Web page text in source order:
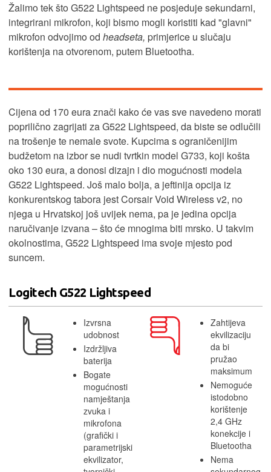
Žalimo tek što G522 Lightspeed ne posjeduje sekundarni,
integrirani mikrofon, koji bismo mogli koristiti kad "glavni"
mikrofon odvojimo od headseta, primjerice u slučaju
korištenja na otvorenom, putem Bluetootha.
Cijena od 170 eura znači kako će vas sve navedeno morati
poprilično zagrijati za G522 Lightspeed, da biste se odlučili
na trošenje te nemale svote. Kupcima s ograničenijim
budžetom na izbor se nudi tvrtkin model G733, koji košta
oko 130 eura, a donosi dizajn i dio mogućnosti modela
G522 Lightspeed. Još malo bolja, a jeftinija opcija iz
konkurentskog tabora jest Corsair Void Wireless v2, no
njega u Hrvatskoj još uvijek nema, pa je jedina opcija
naručivanje izvana – što će mnogima biti mrsko. U takvim
okolnostima, G522 Lightspeed ima svoje mjesto pod
suncem.
Logitech G522 Lightspeed
Izvrsna
udobnost
Izdržljiva
baterija
Bogate
mogućnosti
namještanja
zvuka i
mikrofona
(grafički i
parametrijski
ekvilizator,
Zahtijeva
ekvilizaciju
da bi
pružao
maksimum
Nemoguće
istodobno
korištenje
2,4 GHz
konekcije i
Bluetootha
Nema